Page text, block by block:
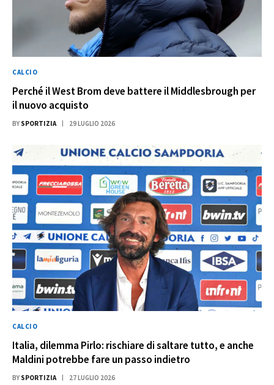
CALCIO
Perché il West Brom deve battere il Middlesbrough per
il nuovo acquisto
BY SPORTIZIA 29 LUGLIO 2026
CALCIO
Italia, dilemma Pirlo: rischiare di saltare tutto, e anche
Maldini potrebbe fare un passo indietro
BY SPORTIZIA 27 LUGLIO 2026